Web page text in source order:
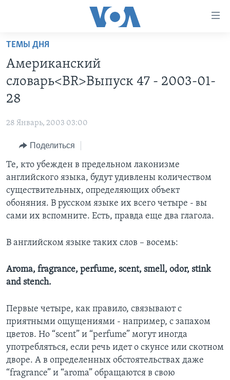
Перейти
основной
контент
Перейти
основной
навигации
Перейти
поиск
ПРОГРАММЫ
ИТОГИ
ПОЧЕМУ ЭТО ВАЖНО?
ДИСКУССИЯ VOA
НЬЮ-ЙОРК NEW YORK
АМЕРИКА. БОЛЬШОЕ ПУТЕШЕСТВИЕ
ПРОЕКТЫ
НАША АМЕРИКАНСКАЯ ИСТОРИЯ
А КАК В АМЕРИКЕ?
АРТЕФАКТЫ
АМЕРИКАНСКИЕ ГОРОДКИ
ТЕСТЫ
ИНТЕРВЬЮ
ФАКТЫ ПРОТИВ ФЕЙКОВ
ЗА СВОБОДУ ПРЕССЫ
УЧИМ АНГЛИЙСКИЙ
ВИДЕО
ПОДПИСКА НА НОВОСТИ
Learning English
СОЦИАЛЬНЫЕ СЕТИ
Языки
ТЕМЫ ДНЯ
Американский
словарь<BR>Выпуск 47 - 2003-01-
28
28 Январь, 2003 03:00
Поделиться
Те, кто убежден в предельном лаконизме
английского языка, будут удивлены количеством
существительных, определяющих объект
обоняния. В русском языке их всего четыре - вы
сами их вспомните. Есть, правда еще два глагола.
В английском языке таких слов – восемь:
Aroma, fragrance, perfume, scent, smell, odor, stink
and stench.
Первые четыре, как правило, связывают с
приятными ощущениями - например, с запахом
цветов. Но “scent” и “perfume” могут иногда
употребляться, если речь идет о скунсе или скотном
дворе. А в определенных обстоятельствах даже
“fragrance” и “aroma” обращаются в свою